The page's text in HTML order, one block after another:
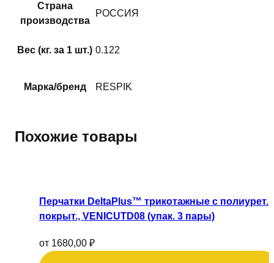
Страна
производства
РОССИЯ
Вес (кг. за 1 шт.) 0.122
Марка/бренд RESPIK
Похожие товары
Перчатки DeltaPlus™ трикотажные с полиурет.
покрыт., VENICUTD08 (упак. 3 пары)
от 1680,00 ₽
имеет
несколько
Опции
можно